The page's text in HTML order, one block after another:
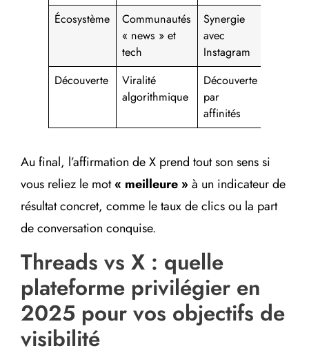
Écosystème
Communautés
« news » et
tech
Synergie
avec
Instagram
Découverte
Viralité
algorithmique
Découverte
par
affinités
Au final, l’affirmation de X prend tout son sens si
vous reliez le mot« meilleure » à un indicateur de
résultat concret, comme le taux de clics ou la part
de conversation conquise.
Threads vs X : quelle
plateforme privilégier en
2025 pour vos objectifs de
visibilité